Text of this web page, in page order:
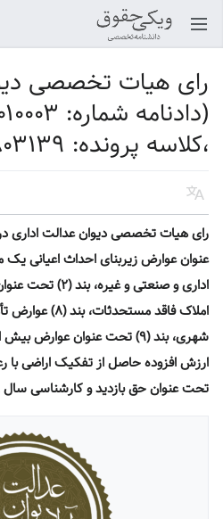
باز کردن منو اصلی
رای هیات تخصصی
(دادنامه
،کلاسه پرونده: ۹۸۰۳۱۳۹)
زبان
عنوان عوارض زیربنای احداث اعیانی
اداری و صنعتی و
املاک فاقد
تحت عنوان حق بازدید و کارشناسی سال ۹۸